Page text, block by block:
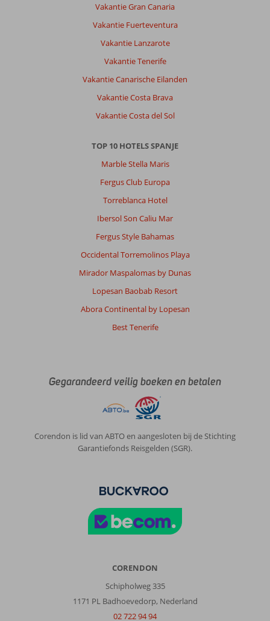
Vakantie Gran Canaria
Vakantie Fuerteventura
Vakantie Lanzarote
Vakantie Tenerife
Vakantie Canarische Eilanden
Vakantie Costa Brava
Vakantie Costa del Sol
TOP 10 HOTELS SPANJE
Marble Stella Maris
Fergus Club Europa
Torreblanca Hotel
Ibersol Son Caliu Mar
Fergus Style Bahamas
Occidental Torremolinos Playa
Mirador Maspalomas by Dunas
Lopesan Baobab Resort
Abora Continental by Lopesan
Best Tenerife
Gegarandeerd veilig boeken en betalen
Corendon is lid van ABTO en aangesloten bij de Stichting
Garantiefonds Reisgelden (SGR).
CORENDON
Schipholweg 335
1171 PL Badhoevedorp, Nederland
02 722 94 94